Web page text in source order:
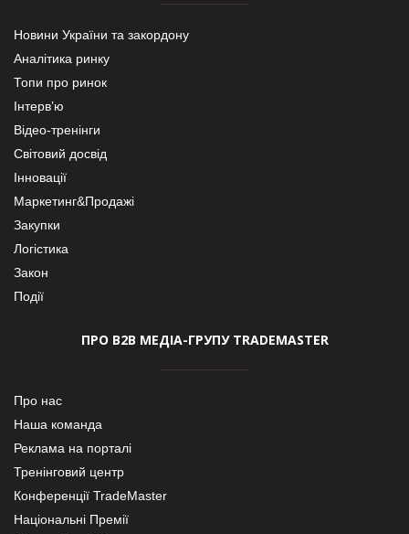
Новини України та закордону
Аналітика ринку
Топи про ринок
Інтерв’ю
Відео-тренінги
Світовий досвід
Інновації
Маркетинг&Продажі
Закупки
Логістика
Закон
Події
ПРО В2В МЕДІА-ГРУПУ TRADEMASTER
Про нас
Наша команда
Реклама на порталі
Тренінговий центр
Конференції TradeMaster
Національні Премії